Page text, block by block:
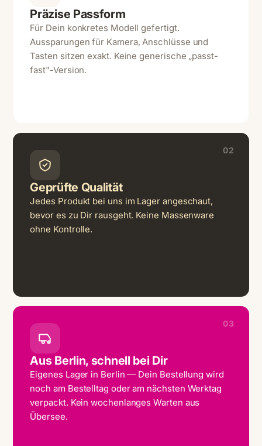
Präzise Passform
Für Dein konkretes Modell gefertigt.
Aussparungen für Kamera, Anschlüsse und
Tasten sitzen exakt. Keine generische „passt-
fast"-Version.
02
Geprüfte Qualität
Jedes Produkt bei uns im Lager angeschaut,
bevor es zu Dir rausgeht. Keine Massenware
ohne Kontrolle.
03
Aus Berlin, schnell bei Dir
Eigenes Lager in Berlin — Dein Bestellung wird
noch am Bestelltag oder am nächsten Werktag
verpackt. Kein wochenlanges Warten aus
Übersee.